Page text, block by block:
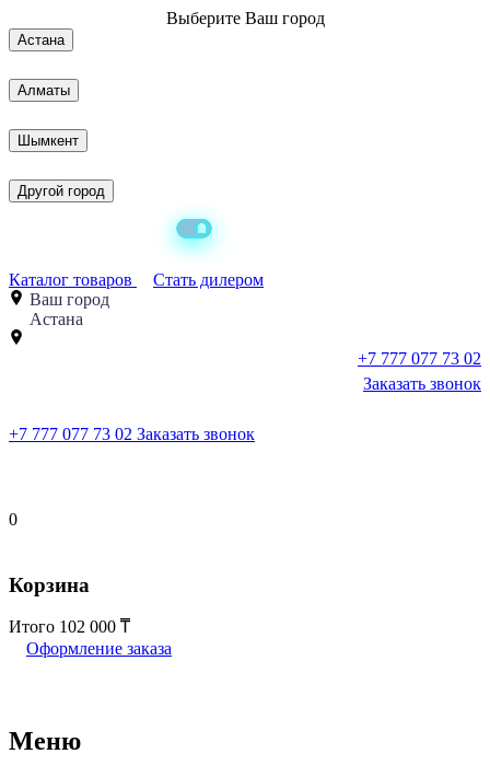
Выберите Ваш город
Астана
Алматы
Шымкент
Другой город
Каталог товаров
Стать дилером
Ваш город
Астана
+7 777 077 73 02
Заказать звонок
+7 777 077 73 02 Заказать звонок
0
Корзина
Итого 102 000
Оформление заказа
Меню